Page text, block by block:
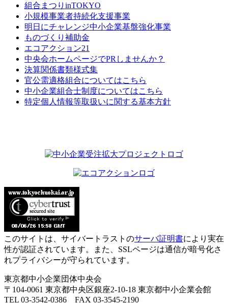
組合まつりinTOKYO
小規模事業者持続化支援事業
明日にチャレンジ中小企業基盤強化事業
ものづくり補助金
エコアクション21
中央会ホームページでPRしませんか？
決算関係書類様式集
官公需適格組合についてはこちら
中小企業組合士制度についてはこちら
特定個人情報等取扱いに関する基本方針
このサイトは、サイバートラストのサーバ証明書により実在
性が認証されています。また、SSLページは通信が暗号化さ
れプライバシーが守られています。
東京都中小企業団体中央会
〒104-0061 東京都中央区銀座2-10-18 東京都中小企業会館
TEL 03-3542-0386 FAX 03-3545-2190